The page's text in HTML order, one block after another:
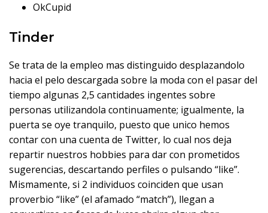
OkCupid
Tinder
Se trata de la empleo mas distinguido desplazandolo
hacia el pelo descargada sobre la moda con el pasar del
tiempo algunas 2,5 cantidades ingentes sobre
personas utilizandola continuamente; igualmente, la
puerta se oye tranquilo, puesto que unico hemos
contar con una cuenta de Twitter, lo cual nos deja
repartir nuestros hobbies para dar con prometidos
sugerencias, descartando perfiles o pulsando “like”.
Mismamente, si 2 individuos coinciden que usan
proverbio “like” (el afamado “match”), llegan a